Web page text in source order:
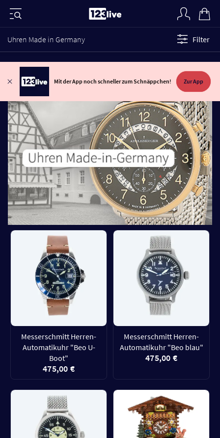
Uhren Made in Germany Filter
Mit der App noch schneller zum Schnäppchen! Zur App
Messerschmitt Herren-
Automatikuhr "Beo U-
Boot"
475,00 €
Messerschmitt Herren-
Automatikuhr "Beo blau"
475,00 €